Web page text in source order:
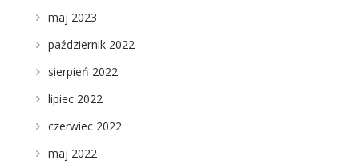
maj 2023
październik 2022
sierpień 2022
lipiec 2022
czerwiec 2022
maj 2022